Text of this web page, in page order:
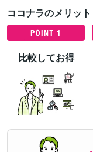
ココナラのメリット
比較してお得